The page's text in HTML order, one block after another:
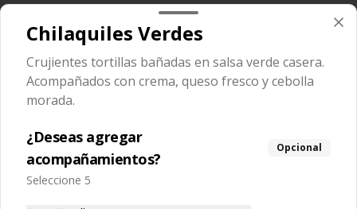
Tommy Nachos
Nacho Individual Solo
$59.00
Chilaquiles Verdes
Crujientes tortillas bañadas en salsa verde casera.
Acompañados con crema, queso fresco y cebolla
morada.
¿Deseas agregar
acompañamientos?
Opcional
Seleccione 5